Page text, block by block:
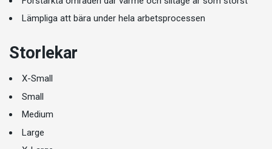
Lämpliga att bära under hela arbetsprocessen
Storlekar
X-Small
Small
Medium
Large